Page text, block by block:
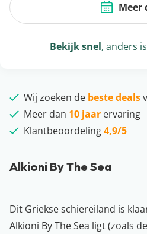
Alkioni By The Sea
Dit Griekse schiereiland is
Alkioni By The Sea ligt (zoals
Meer
Bekijk snel, anders
Wij zoeken de beste deals
Meer dan 10 jaar ervaring
Klantbeoordeling4,9/5